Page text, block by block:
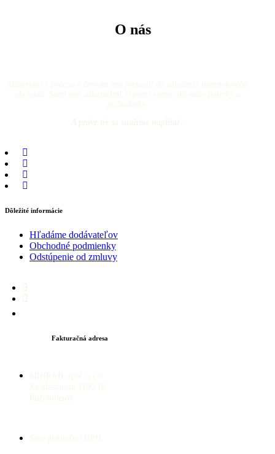
O nás
Dôležité informácie
Hľadáme dodávateľov
Obchodné podmienky
Odstúpenie od zmluvy
Fakturačná adresa